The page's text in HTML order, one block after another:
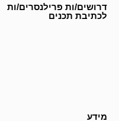
דרושים/ות פרילנסרים/ות
לכתיבת תכנים
מידע